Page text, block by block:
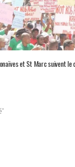
et St Marc suivent le